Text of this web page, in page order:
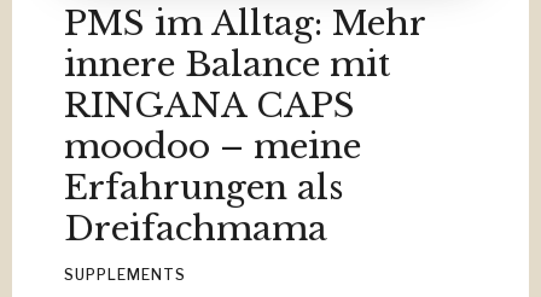
PMS im Alltag: Mehr
innere Balance mit
RINGANA CAPS
moodoo – meine
Erfahrungen als
Dreifachmama
SUPPLEMENTS